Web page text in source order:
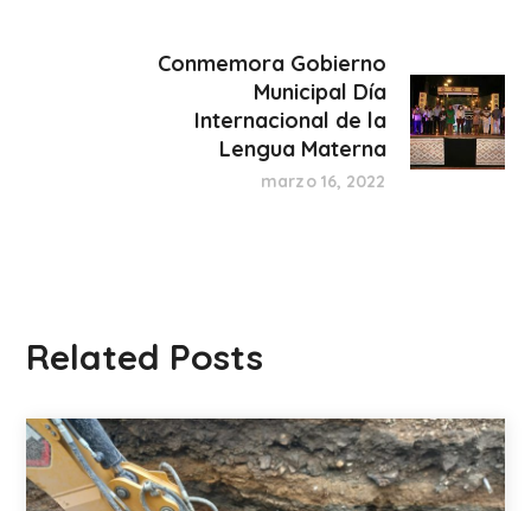
Conmemora Gobierno
Municipal Día
Internacional de la
Lengua Materna
marzo 16, 2022
Related Posts